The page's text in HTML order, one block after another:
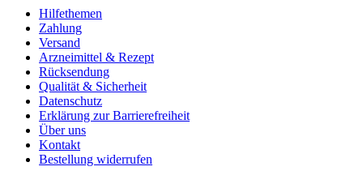
Hilfethemen
Zahlung
Versand
Arzneimittel & Rezept
Rücksendung
Qualität & Sicherheit
Datenschutz
Erklärung zur Barrierefreiheit
Über uns
Kontakt
Bestellung widerrufen